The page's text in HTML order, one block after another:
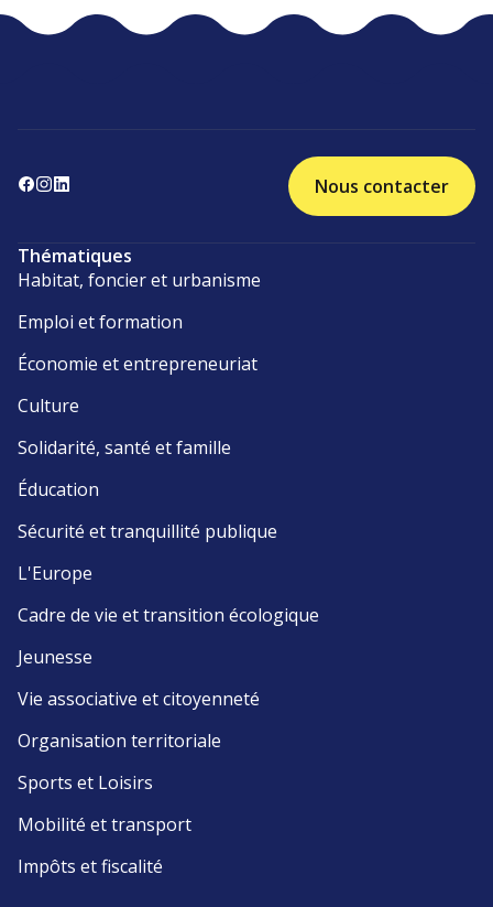
Nous contacter
Thématiques
Habitat, foncier et urbanisme
Emploi et formation
Économie et entrepreneuriat
Culture
Solidarité, santé et famille
Éducation
Sécurité et tranquillité publique
L'Europe
Cadre de vie et transition écologique
Jeunesse
Vie associative et citoyenneté
Organisation territoriale
Sports et Loisirs
Mobilité et transport
Impôts et fiscalité